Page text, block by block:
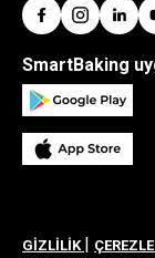
SmartBaking
GİZLİLİK |